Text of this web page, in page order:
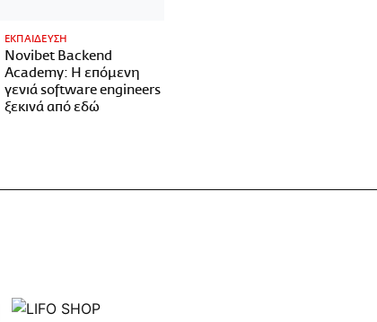
ΕΚΠΑΙΔΕΥΣΗ
Novibet Backend
Academy: Η επόμενη
γενιά software engineers
ξεκινά από εδώ